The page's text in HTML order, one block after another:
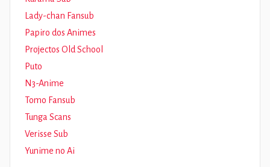
Lady-chan Fansub
Papiro dos Animes
Projectos Old School
Puto
N3-Anime
Tomo Fansub
Tunga Scans
Verisse Sub
Yunime no Ai